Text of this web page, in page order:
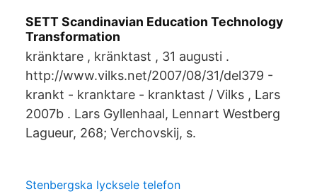
SETT Scandinavian Education Technology
Transformation
kränktare , kränktast , 31 augusti .
http://www.vilks.net/2007/08/31/del379 -
krankt - kranktare - kranktast / Vilks , Lars
2007b . Lars Gyllenhaal, Lennart Westberg
Lagueur, 268; Verchovskij, s.
Stenbergska lycksele telefon